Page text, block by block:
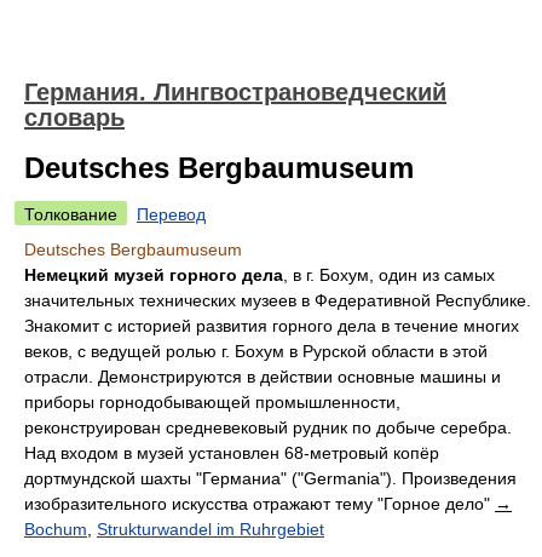
Германия. Лингвострановедческий
словарь
Deutsches Bergbaumuseum
Толкование
Перевод
Deutsches Bergbaumuseum
Немецкий музей горного дела , в г. Бохум, один из самых
значительных технических музеев в Федеративной Республике.
Знакомит с историей развития горного дела в течение многих
веков, с ведущей ролью г. Бохум в Рурской области в этой
отрасли. Демонстрируются в действии основные машины и
приборы горнодобывающей промышленности,
реконструирован средневековый рудник по добыче серебра.
Над входом в музей установлен 68-метровый копёр
дортмундской шахты "Германиа" ("Germania"). Произведения
изобразительного искусства отражают тему "Горное дело" →
Bochum Strukturwandel im Ruhrgebiet